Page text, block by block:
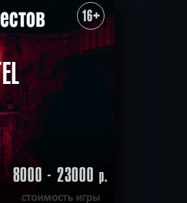
КВЕСТ ПРОЙДЕН 16+
8000 - 23000р.
стоимость игры